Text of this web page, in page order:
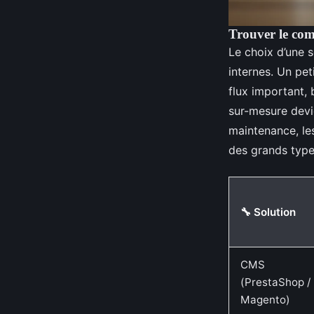
Trouver le
Le choix
internes. Un
flux important,
sur-mesure
maintenance,
des grands
🔧 Solution
CMS
(PrestaShop /
Magento)